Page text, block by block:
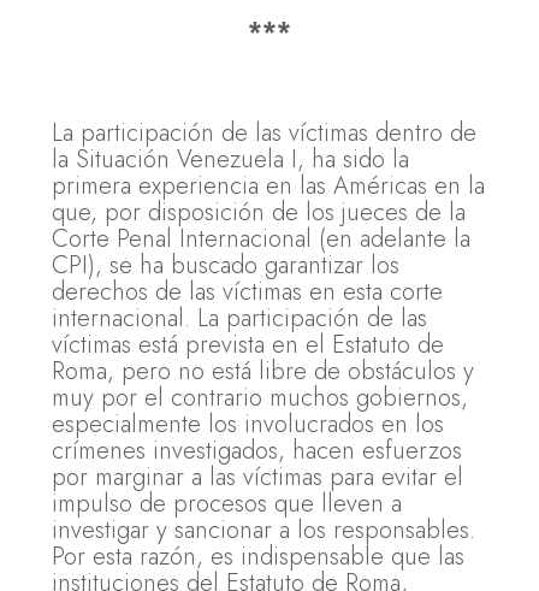
***
La participación de las víctimas dentro de
la Situación Venezuela I, ha sido la
primera experiencia en las Américas en la
que, por disposición de los jueces de la
Corte Penal Internacional (en adelante la
CPI), se ha buscado garantizar los
derechos de las víctimas en esta corte
internacional. La participación de las
víctimas está prevista en el Estatuto de
Roma, pero no está libre de obstáculos y
muy por el contrario muchos gobiernos,
especialmente los involucrados en los
crímenes investigados, hacen esfuerzos
por marginar a las víctimas para evitar el
impulso de procesos que lleven a
investigar y sancionar a los responsables.
Por esta razón, es indispensable que las
instituciones del Estatuto de Roma,